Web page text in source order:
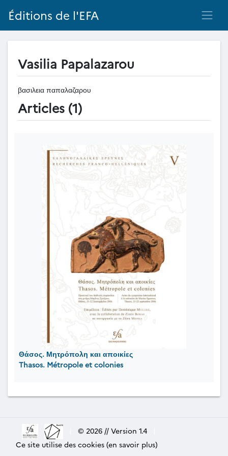
Éditions de l'EFA
Vasilia Papalazarou
βασιλεια παπαλαζαρου
Articles (1)
Θάσος. Μητρόπολη και αποικίες
Thasos. Métropole et colonies
© 2026 // Version 1.4
Ce site utilise des cookies (en savoir plus)